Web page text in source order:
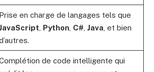
Prise en charge de langages tels que
Python, C# Java , et bien
de code intelligente qui